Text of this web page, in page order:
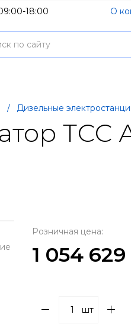
18:00 О
/ Дизельные
ТСС
Розничная цена:
1 054
шт